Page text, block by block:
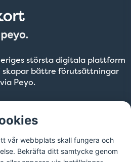
största digitala plattform
skapar bättre förutsättningar
Peyo.
vår webbplats skall fungera och
Bekräfta ditt samtycke genom